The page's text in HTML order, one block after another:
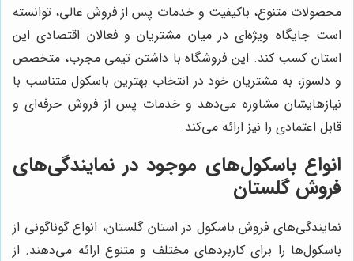
محصولات متنوع، باکیفیت و خدمات پس از فروش عالی، توانسته
است جایگاه ویژه‌ای در میان مشتریان و فعالان اقتصادی این
استان کسب کند. این فروشگاه با داشتن تیمی مجرب، متخصص
و دلسوز، به مشتریان خود در انتخاب بهترین باسکول متناسب با
نیازهایشان مشاوره می‌دهد و خدمات پس از فروش حرفه‌ای و
قابل اعتمادی را نیز ارائه می‌کند.
انواع باسکول‌های موجود در نمایندگی‌های
فروش گلستان
نمایندگی‌های فروش باسکول در استان گلستان، انواع گوناگونی از
باسکول‌ها را برای کاربردهای مختلف و متنوع ارائه می‌دهند. از